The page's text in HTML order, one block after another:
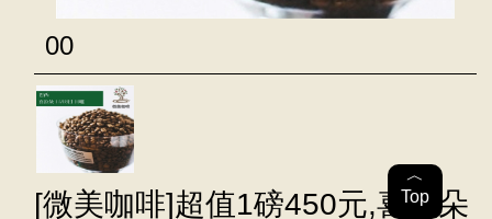
00
[微美咖啡]超值1磅450元,喜拉朵
︿
Top